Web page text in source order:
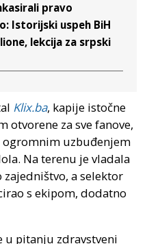
pravo
Istorijski uspeh BiH
lekcija za srpski
Klix.ba, kapije istočne
otvorene za sve fanove,
uzbuđenjem
Na terenu je vladala
a selektor
s ekipom, dodatno
u pitanju zdravstveni